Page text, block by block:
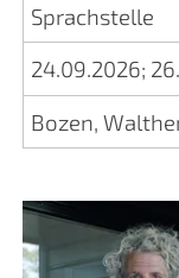
Sprachstelle
24.09.2026;
Bozen,